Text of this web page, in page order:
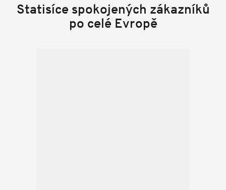
Statisíce spokojených zákazníků
po celé Evropě